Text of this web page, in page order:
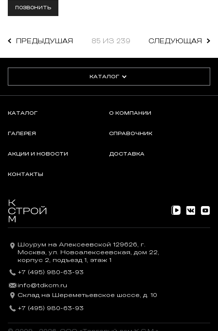
ПОЗВОНИТЬ
ПРЕДЫДУШАЯ 85 ИЗ 239 СЛЕДУЮЩАЯ
КАТАЛОГ
КАТАЛОГ О КОМПАНИИ
ГАЛЕРЕЯ СПРАВОЧНИК
АКЦИИ И НОВОСТИ ДОСТАВКА
КОНТАКТЫ
Шоурум на Алексеевской 129626, г.
Москва, ул. Новоалексеевская, дом 22,
корпус 2, подъезд 1, этаж 1
+7 (495) 980-63-93
info@tdkcm.ru
Склад на Шереметьевское шоссе, д. 10
+7 (495) 980-63-93